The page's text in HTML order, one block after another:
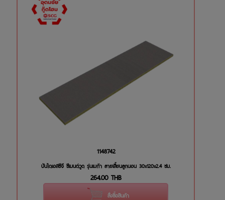
1148742
บันไดเอสซีจี ซีเมนต์วูด รุ่นเมก้า ลายเสี้ยนลูกนอน 30x120x2.4 ซม.
264.00 THB
สั่งซื้อสินค้า